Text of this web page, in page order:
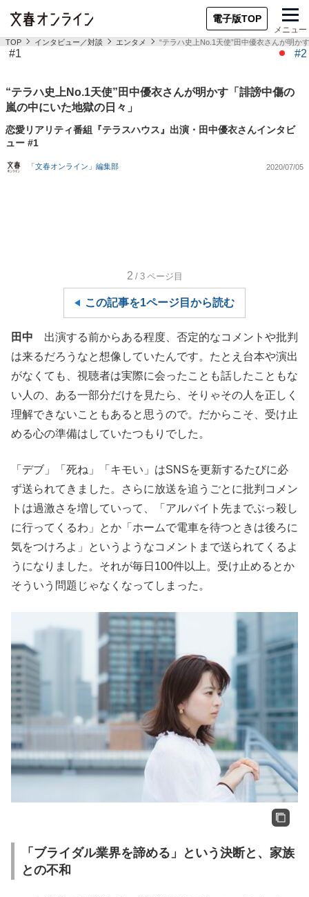
電子版TOP
メニュー
TOP インタビュー／対談 エンタメ “テラハ史上No.1天使”田中優衣さんが明か
#1 #2
“テラハ史上No.1天使”田中優衣さんが明かす「誹謗中傷の
嵐の中にいた地獄の日々」
恋愛リアリティ番組『テラスハウス』出演・田中優衣さんインタビ
ュー #1
「文春オンライン」編集部 2020/07/05
2 /3 ページ目
この記事を1ページ目から読む
田中 出演する前からある程度、否定的なコメントや批判
は来るだろうなと想像していたんです。たとえ台本や演出
がなくても、視聴者は実際に会ったことも話したこともな
い人の、ある一部分だけを見たら、そりゃその人を正しく
理解できないこともあると思うので。だからこそ、受け止
める心の準備はしていたつもりでした。
「デブ」「死ね」「キモい」はSNSを更新するたびに必
ず送られてきました。さらに放送を追うごとに批判コメン
トは過激さを増していって、「アルバイト先までぶっ殺し
に行ってくるわ」とか「ホームで電車を待つときは後ろに
気をつけろよ」というようなコメントまで送られてくるよ
うになりました。それが毎日100件以上。受け止めるとか
そういう問題じゃなくなってしまった。
「ブライダル業界を諦める」という決断と、家族
との不和